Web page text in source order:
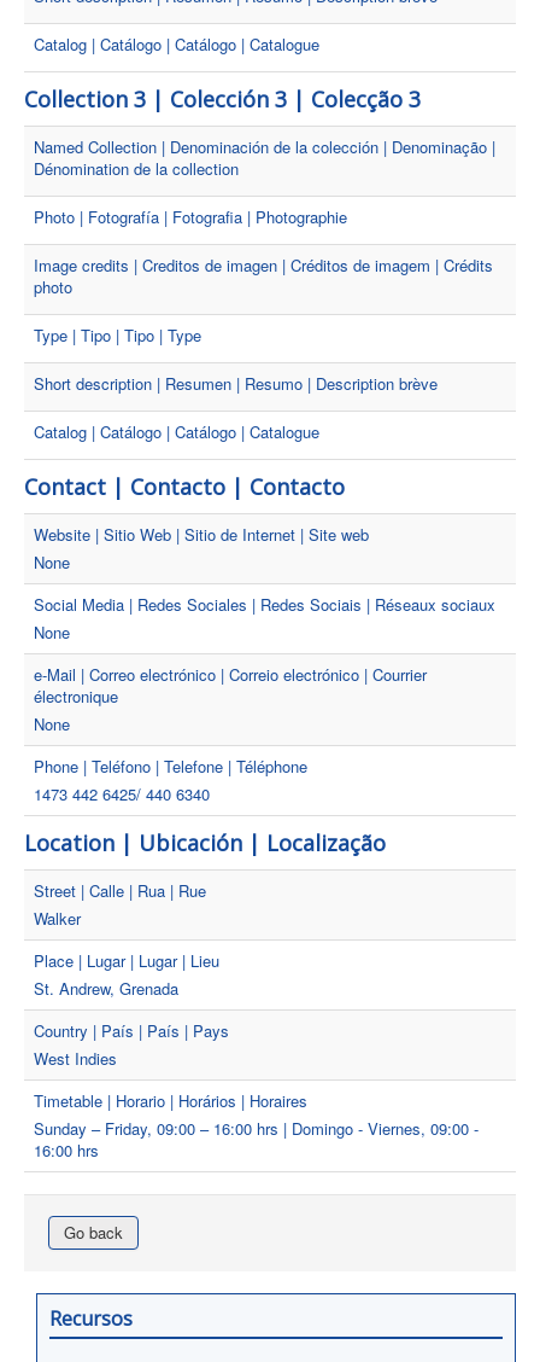
Catalog | Catálogo | Catálogo | Catalogue
Collection 3 | Colección 3 | Colecção 3
Named Collection | Denominación de la colección | Denominação |
Dénomination de la collection
Photo | Fotografía | Fotografia | Photographie
Image credits | Creditos de imagen | Créditos de imagem | Crédits
photo
Type | Tipo | Tipo | Type
Short description | Resumen | Resumo | Description brève
Catalog | Catálogo | Catálogo | Catalogue
Contact | Contacto | Contacto
Website | Sitio Web | Sitio de Internet | Site web
None
Social Media | Redes Sociales | Redes Sociais | Réseaux sociaux
None
e-Mail | Correo electrónico | Correio electrónico | Courrier
électronique
None
Phone | Teléfono | Telefone | Téléphone
1473 442 6425/ 440 6340
Location | Ubicación | Localização
Street | Calle | Rua | Rue
Walker
Place | Lugar | Lugar | Lieu
St. Andrew, Grenada
Country | País | País | Pays
West Indies
Timetable | Horario | Horários | Horaires
Sunday – Friday, 09:00 – 16:00 hrs | Domingo - Viernes, 09:00 -
16:00 hrs
Go back
Recursos